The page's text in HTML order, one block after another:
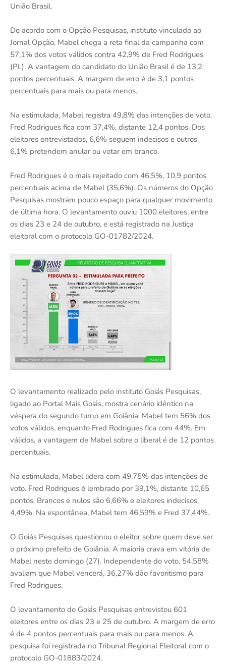
União Brasil.
De acordo com o Opção Pesquisas, instituto vinculado ao
Jornal Opção, Mabel chega a reta final da campanha com
57,1% dos votos válidos contra 42,9% de Fred Rodrigues
(PL). A vantagem do candidato do União Brasil é de 13,2
pontos percentuais. A margem de erro é de 3,1 pontos
percentuais para mais ou para menos.
Na estimulada, Mabel registra 49,8% das intenções de voto.
Fred Rodrigues fica com 37,4%, distante 12,4 pontos. Dos
eleitores entrevistados, 6,6% seguem indecisos e outros
6,1% pretendem anular ou votar em branco.
Fred Rodrigues é o mais rejeitado com 46,5%, 10,9 pontos
percentuais acima de Mabel (35,6%). Os números do Opção
Pesquisas mostram pouco espaço para qualquer movimento
de última hora. O levantamento ouviu 1000 eleitores, entre
os dias 23 e 24 de outubro, e está registrado na Justiça
eleitoral com o protocolo GO-01782/2024.
O levantamento realizado pelo instituto Goiás Pesquisas,
ligado ao Portal Mais Goiás, mostra cenário idêntico na
véspera do segundo turno em Goiânia. Mabel tem 56% dos
votos válidos, enquanto Fred Rodrigues fica com 44%. Em
válidos, a vantagem de Mabel sobre o liberal é de 12 pontos
percentuais.
Na estimulada, Mabel lidera com 49,75% das intenções de
voto. Fred Rodrigues é lembrado por 39,1%, distante 10,65
pontos. Brancos e nulos são 6,66% e eleitores indecisos,
4,49%. Na espontânea, Mabel tem 46,59% e Fred 37,44%.
O Goiás Pesquisas questionou o eleitor sobre quem deve ser
o próximo prefeito de Goiânia. A maioria crava em vitória de
Mabel neste domingo (27). Independente do voto, 54,58%
avaliam que Mabel vencerá, 36,27% dão favoritismo para
Fred Rodrigues.
O levantamento do Goiás Pesquisas entrevistou 601
eleitores entre os dias 23 e 25 de outubro. A margem de erro
é de 4 pontos percentuais para mais ou para menos. A
pesquisa foi registrada no Tribunal Regional Eleitoral com o
protocolo GO-01883/2024.